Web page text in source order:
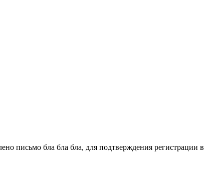
письмо бла бла бла, для подтверждения регистрации